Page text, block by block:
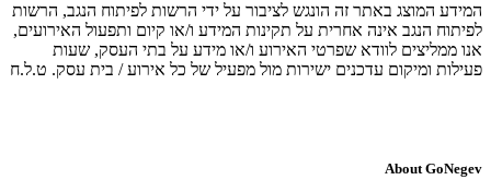
המידע המוצג באתר זה הונגש לציבור על ידי הרשות לפיתוח הנגב, הרשות
לפיתוח הנגב אינה אחרית על תקינות המידע ו/או קיום ותפעול האירועים,
אנו ממליצים לוודא שפרטי האירוע ו/או מידע על בתי העסק, שעות
פעילות ומיקום עדכנים ישירות מול מפעיל של כל אירוע / בית עסק. ט.ל.ח
About GoNegev